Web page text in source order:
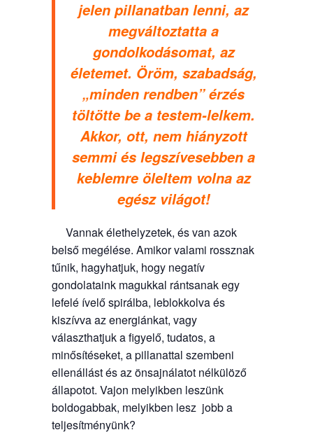
jelen pillanatban lenni, az
megváltoztatta a
gondolkodásomat, az
életemet. Öröm, szabadság,
„minden rendben” érzés
töltötte be a testem-lelkem.
Akkor, ott, nem hiányzott
semmi és legszívesebben a
keblemre öleltem volna az
egész világot!
Vannak élethelyzetek, és van azok
belső megélése. Amikor valami rossznak
tűnik, hagyhatjuk, hogy negatív
gondolataink magukkal rántsanak egy
lefelé ívelő spirálba, leblokkolva és
kiszívva az energiánkat, vagy
választhatjuk a figyelő, tudatos, a
minősítéseket, a pillanattal szembeni
ellenállást és az önsajnálatot nélkülöző
állapotot. Vajon melyikben leszünk
boldogabbak, melyikben lesz jobb a
teljesítményünk?